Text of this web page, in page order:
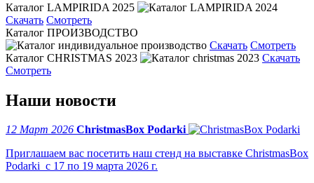
Каталог LAMPIRIDA 2025
Скачать Смотреть
Каталог ПРОИЗВОДСТВО
Скачать Смотреть
Каталог CHRISTMAS 2023
Скачать
Смотреть
Наши новости
12 Март 2026 ChristmasBox Podarki
Приглашаем вас посетить наш стенд на выставке ChristmasBox
Podarki с 17 по 19 марта 2026 г.